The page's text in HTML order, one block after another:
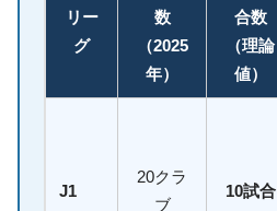
リー
グ
数
（2025
年）
合数
（理論
値）
J1
20クラ
ブ
10試合